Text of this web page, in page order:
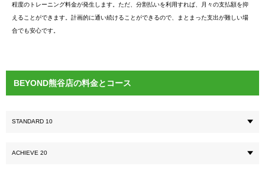
程度のトレーニング料金が発生します。ただ、分割払いを利用すれば、月々の支払額を抑
えることができます。計画的に通い続けることができるので、まとまった支出が難しい場
合でも安心です。
BEYOND熊谷店の料金とコース
STANDARD 10
ACHIEVE 20